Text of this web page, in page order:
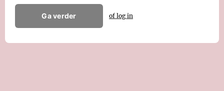
Ga verder of log in